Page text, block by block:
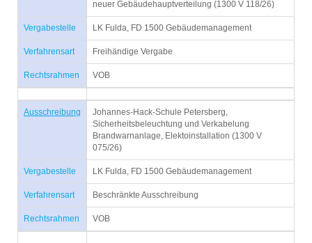
neuer Gebäudehauptverteilung (1300 V 118/26)
Vergabestelle LK Fulda, FD 1500 Gebäudemanagement
Verfahrensart Freihändige Vergabe
Rechtsrahmen VOB
Ausschreibung
Johannes-Hack-Schule Petersberg,
Sicherheitsbeleuchtung und Verkabelung
Brandwarnanlage, Elektoinstallation (1300 V
075/26)
Vergabestelle LK Fulda, FD 1500 Gebäudemanagement
Verfahrensart Beschränkte Ausschreibung
Rechtsrahmen VOB